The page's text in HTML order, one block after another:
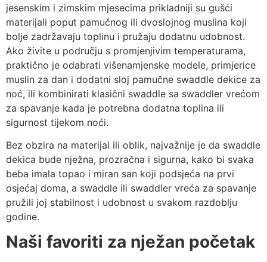
jesenskim i zimskim mjesecima prikladniji su gušći
materijali poput pamučnog ili dvoslojnog muslina koji
bolje zadržavaju toplinu i pružaju dodatnu udobnost.
Ako živite u području s promjenjivim temperaturama,
praktično je odabrati višenamjenske modele, primjerice
muslin za dan i dodatni sloj pamučne swaddle dekice za
noć, ili kombinirati klasični swaddle sa swaddler vrećom
za spavanje kada je potrebna dodatna toplina ili
sigurnost tijekom noći.
Bez obzira na materijal ili oblik, najvažnije je da swaddle
dekica bude nježna, prozračna i sigurna, kako bi svaka
beba imala topao i miran san koji podsjeća na prvi
osjećaj doma, a swaddle ili swaddler vreća za spavanje
pružili joj stabilnost i udobnost u svakom razdoblju
godine.
Naši favoriti za nježan početak